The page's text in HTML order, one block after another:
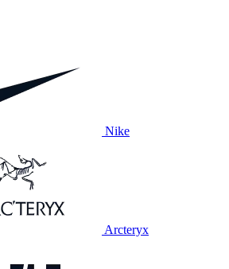
Nike
Arcteryx